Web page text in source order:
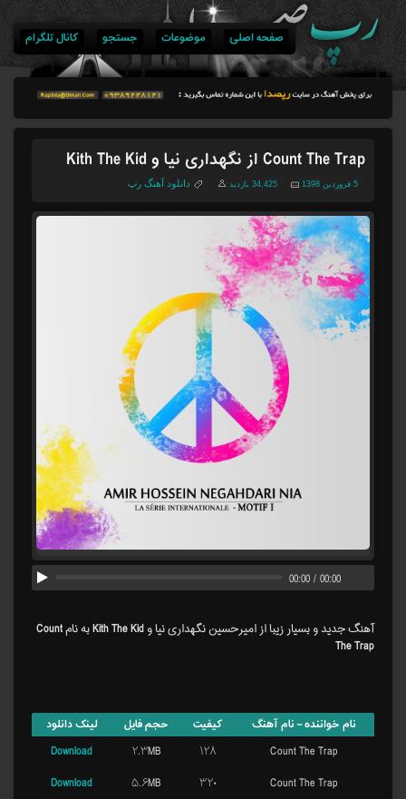
صفحه اصلی موضوعات جستجو کانال تلگرام
Count The Trap از نگهداری نیا و Kith The Kid
5 فروردین 1398 34,425 بازدید دانلود آهنگ رپ
00:00/00:00
آهنگ جدید و بسیار زیبا از امیرحسین نگهداری نیا و Kith The Kid به نام Count
The Trap
نام خواننده – نام آهنگ کیفیت حجم فایل
لینک دانلود
Count The Trap
۱۲۸ ۲.۳MB
Download
Count The Trap
۳۲۰ ۵.۶MB Download